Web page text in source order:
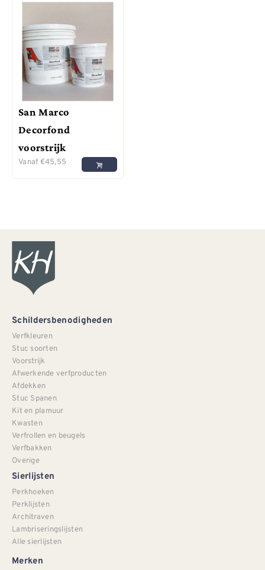
San Marco
Decorfond
voorstrijk
Vanaf €45,55
Schildersbenodigheden
Verfkleuren
Stuc soorten
Voorstrijk
Afwerkende verfproducten
Afdekken
Stuc Spanen
Kit en plamuur
Kwasten
Verfrollen en beugels
Verfbakken
Overige
Sierlijsten
Perkhoeken
Perklijsten
Architraven
Lambriseringslijsten
Alle sierlijsten
Merken